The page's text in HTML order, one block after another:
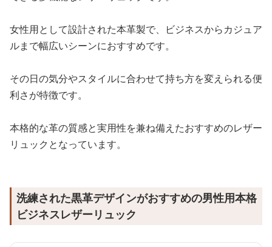
女性用として設計された本革製で、ビジネスからカジュア
ルまで幅広いシーンにおすすめです。
その日の気分やスタイルに合わせて持ち方を変えられる便
利さが特徴です。
本格的な革の質感と実用性を兼ね備えたおすすめのレザー
リュックとなっています。
洗練された黒革デザインがおすすめの男性用本格
ビジネスレザーリュック